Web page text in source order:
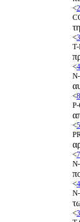
<
τη
<
<
<
<
<
<
<